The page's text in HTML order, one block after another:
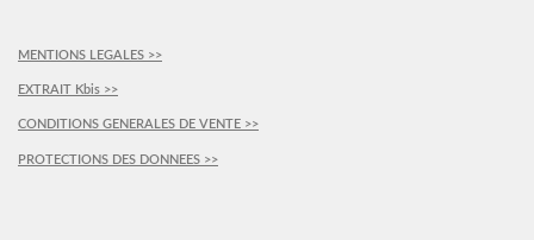
MENTIONS LEGALES >>
EXTRAIT Kbis >>
CONDITIONS GENERALES DE VENTE >>
PROTECTIONS DES DONNEES >>